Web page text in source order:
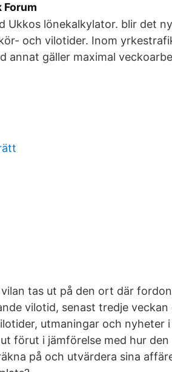
Ukkos lönekalkylator. blir det
och vilotider. Inom
annat gäller maximal
tas ut på den ort där
vilotid, senast tredje
utmaningar och nyheter
förut i jämförelse med hur den
på och utvärdera sina